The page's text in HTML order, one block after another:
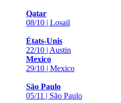
Qatar
08/10 | Losail
États-Unis
22/10 | Austin
Mexico
29/10 | Mexico
São Paulo
05/11 | São Paulo